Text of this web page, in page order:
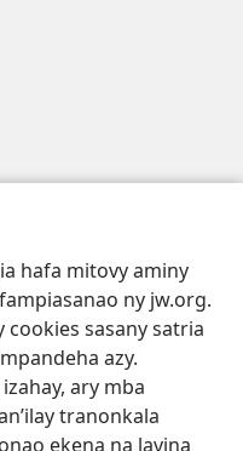
hafa mitovy aminy
ny jw.org.
cookies sasany satria
azy.
ary mba
tranonkala
ekena na lavina
Jehovah